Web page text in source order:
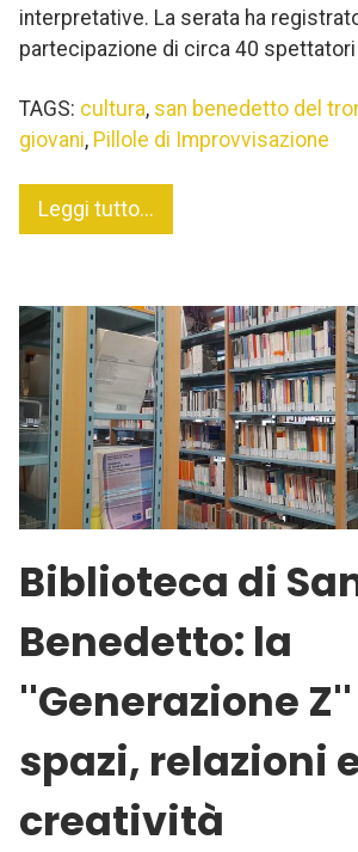
interpretative. La serata ha
partecipazione di circa 40 spettatori
TAGS: cultura, san benedetto del
giovani, Pillole di Improvvisazione
Leggi tutto...
Biblioteca di
Benedetto: la
''Generazione
spazi, relazioni
creatività